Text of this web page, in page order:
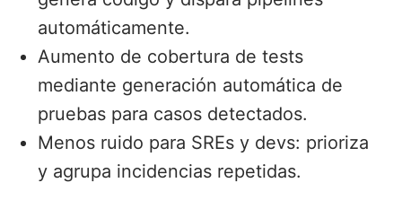
automáticamente.
Aumento de cobertura de tests
mediante generación automática de
pruebas para casos detectados.
Menos ruido para SREs y devs: prioriza
y agrupa incidencias repetidas.